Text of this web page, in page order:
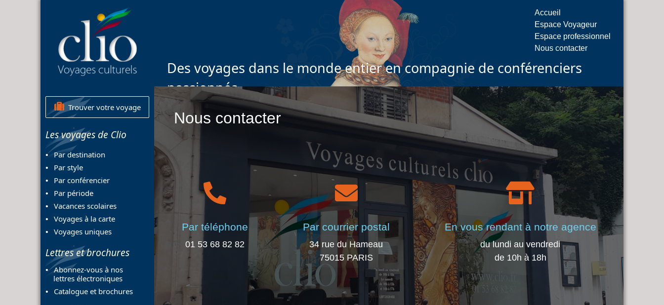
Accueil
Espace Voyageur
Espace professionnel
Nous contacter
Des voyages dans le monde entier en compagnie de conférenciers
passionnés
Trouver votre voyage
Les voyages de Clio
Par destination
Par style
Par conférencier
Par période
Vacances scolaires
Voyages à la carte
Voyages uniques
Lettres et brochures
Abonnez-vous à nos
lettres électroniques
Catalogue et brochures
Nous contacter
Par téléphone
01 53 68 82 82
Par courrier postal
34 rue du Hameau
75015 PARIS
En vous rendant à notre agence
du lundi au vendredi
de 10h à 18h